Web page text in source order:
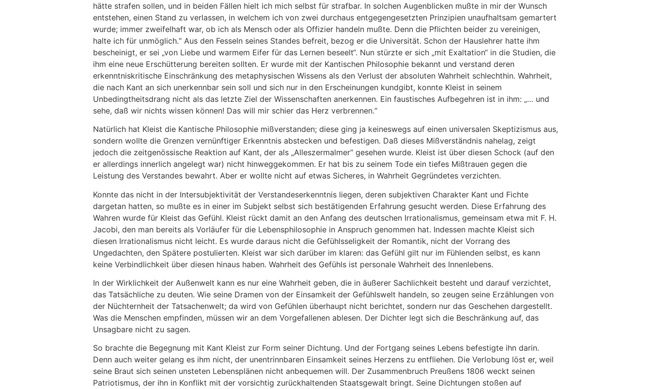
hätte strafen sollen, und in beiden Fällen hielt ich mich selbst für strafbar. In solchen Augenblicken mußte in mir der Wunsch
entstehen, einen Stand zu verlassen, in welchem ich von zwei durchaus entgegengesetzten Prinzipien unaufhaltsam gemartert
wurde; immer zweifelhaft war, ob ich als Mensch oder als Offizier handeln mußte. Denn die Pflichten beider zu vereinigen,
halte ich für unmöglich.“ Aus den Fesseln seines Standes befreit, bezog er die Universität. Schon der Hauslehrer hatte ihm
bescheinigt, er sei „von Liebe und warmem Eifer für das Lernen beseelt“. Nun stürzte er sich „mit Exaltation“ in die Studien, die
ihm eine neue Erschütterung bereiten sollten. Er wurde mit der Kantischen Philosophie bekannt und verstand deren
erkenntniskritische Einschränkung des metaphysischen Wissens als den Verlust der absoluten Wahrheit schlechthin. Wahrheit,
die nach Kant an sich unerkennbar sein soll und sich nur in den Erscheinungen kundgibt, konnte Kleist in seinem
Unbedingtheitsdrang nicht als das letzte Ziel der Wissenschaften anerkennen. Ein faustisches Aufbegehren ist in ihm: „… und
sehe, daß wir nichts wissen können! Das will mir schier das Herz verbrennen.“
Natürlich hat Kleist die Kantische Philosophie mißverstanden; diese ging ja keineswegs auf einen universalen Skeptizismus aus,
sondern wollte die Grenzen vernünftiger Erkenntnis abstecken und befestigen. Daß dieses Mißverständnis nahelag, zeigt
jedoch die zeitgenössische Reaktion auf Kant, der als „Alleszermalmer“ gesehen wurde. Kleist ist über diesen Schock (auf den
er allerdings innerlich angelegt war) nicht hinweggekommen. Er hat bis zu seinem Tode ein tiefes Mißtrauen gegen die
Leistung des Verstandes bewahrt. Aber er wollte nicht auf etwas Sicheres, in Wahrheit Gegründetes verzichten.
Konnte das nicht in der Intersubjektivität der Verstandeserkenntnis liegen, deren subjektiven Charakter Kant und Fichte
dargetan hatten, so mußte es in einer im Subjekt selbst sich bestätigenden Erfahrung gesucht werden. Diese Erfahrung des
Wahren wurde für Kleist das Gefühl. Kleist rückt damit an den Anfang des deutschen Irrationalismus, gemeinsam etwa mit F. H.
Jacobi, den man bereits als Vorläufer für die Lebensphilosophie in Anspruch genommen hat. Indessen machte Kleist sich
diesen Irrationalismus nicht leicht. Es wurde daraus nicht die Gefühlsseligkeit der Romantik, nicht der Vorrang des
Ungedachten, den Spätere postulierten. Kleist war sich darüber im klaren: das Gefühl gilt nur im Fühlenden selbst, es kann
keine Verbindlichkeit über diesen hinaus haben. Wahrheit des Gefühls ist personale Wahrheit des Innenlebens.
In der Wirklichkeit der Außenwelt kann es nur eine Wahrheit geben, die in äußerer Sachlichkeit besteht und darauf verzichtet,
das Tatsächliche zu deuten. Wie seine Dramen von der Einsamkeit der Gefühlswelt handeln, so zeugen seine Erzählungen von
der Nüchternheit der Tatsachenwelt; da wird von Gefühlen überhaupt nicht berichtet, sondern nur das Geschehen dargestellt.
Was die Menschen empfinden, müssen wir an dem Vorgefallenen ablesen. Der Dichter legt sich die Beschränkung auf, das
Unsagbare nicht zu sagen.
So brachte die Begegnung mit Kant Kleist zur Form seiner Dichtung. Und der Fortgang seines Lebens befestigte ihn darin.
Denn auch weiter gelang es ihm nicht, der unentrinnbaren Einsamkeit seines Herzens zu entfliehen. Die Verlobung löst er, weil
seine Braut sich seinen unsteten Lebensplänen nicht anbequemen will. Der Zusammenbruch Preußens 1806 weckt seinen
Patriotismus, der ihn in Konflikt mit der vorsichtig zurückhaltenden Staatsgewalt bringt. Seine Dichtungen stoßen auf